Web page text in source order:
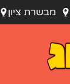
מבשרת ציון